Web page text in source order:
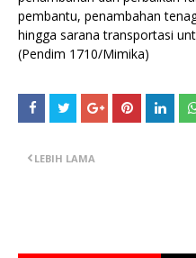
pembantu, penambahan
hingga sarana transportasi
(Pendim 1710/Mimika)
LEBIH LAMA